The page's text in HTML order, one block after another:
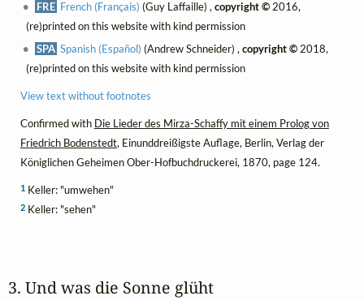
FRE French (Français) (Guy Laffaille) ,copyright © 2016,
(re)printed on this website with kind permission
SPA Spanish (Español) (Andrew Schneider) ,copyright © 2018,
(re)printed on this website with kind permission
View text without footnotes
Confirmed with Die Lieder des Mirza-Schaffy mit einem Prolog von
Friedrich Bodenstedt, Einunddreißigste Auflage, Berlin, Verlag der
Königlichen Geheimen Ober-Hofbuchdruckerei, 1870, page 124.
1Keller: "umwehen"
2Keller: "sehen"
3. Und was die Sonne glüht